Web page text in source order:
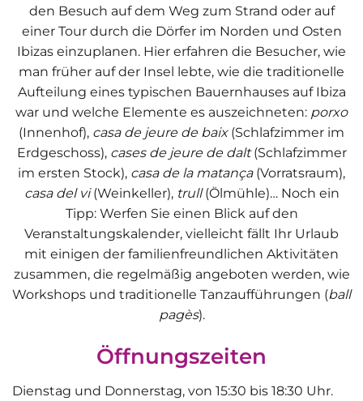
den Besuch auf dem Weg zum Strand oder auf
einer Tour durch die Dörfer im Norden und Osten
Ibizas einzuplanen. Hier erfahren die Besucher, wie
man früher auf der Insel lebte, wie die traditionelle
Aufteilung eines typischen Bauernhauses auf Ibiza
war und welche Elemente es auszeichneten: porxo
(Innenhof), casa de jeure de baix(Schlafzimmer im
Erdgeschoss), cases de jeure de dalt(Schlafzimmer
im ersten Stock), casa de la matança(Vorratsraum),
casa del vi(Weinkeller), trull(Ölmühle)… Noch ein
Tipp: Werfen Sie einen Blick auf den
Veranstaltungskalender, vielleicht fällt Ihr Urlaub
mit einigen der familienfreundlichen Aktivitäten
zusammen, die regelmäßig angeboten werden, wie
Workshops und traditionelle Tanzaufführungen (ball
pagès).
Öffnungszeiten
Dienstag und Donnerstag, von 15:30 bis 18:30 Uhr.